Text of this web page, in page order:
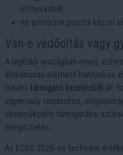
vízforrásból,
ne érintsünk puszta kézzel
Van-e védőoltás vagy
A legtöbb országban nincs
általánosan elérhető hantavírus
főként támogató kezelésből áll:
egyensúly rendezése,
veseműködés támogatása,
lélegeztetés.
Az ECDC 2026-os technikai